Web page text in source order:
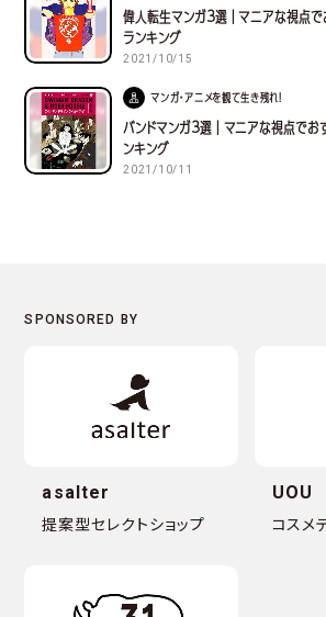
偉人転生マンガ３選｜マニアな視点
ランキング
2021/10/15
マンガ・アニメを観て生き残れ！
バンドマンガ３選｜マニアな視点で
ンキング
2021/10/11
asalter
提案型セレクトショップ
UOU
コスメ